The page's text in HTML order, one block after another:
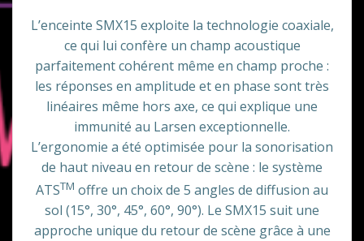
L’enceinte SMX15 exploite la technologie coaxiale,
ce qui lui confère un champ acoustique
parfaitement cohérent même en champ proche :
les réponses en amplitude et en phase sont très
linéaires même hors axe, ce qui explique une
immunité au Larsen exceptionnelle.
L’ergonomie a été optimisée pour la sonorisation
de haut niveau en retour de scène : le système
ATSTM offre un choix de 5 angles de diffusion au
sol (15°, 30°, 45°, 60°, 90°). Le SMX15 suit une
approche unique du retour de scène grâce à une